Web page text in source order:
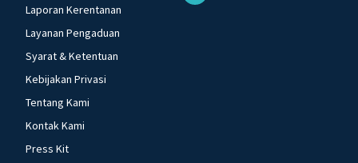
Laporan Kerentanan
Layanan Pengaduan
Syarat & Ketentuan
Kebijakan Privasi
Tentang Kami
Kontak Kami
Press Kit